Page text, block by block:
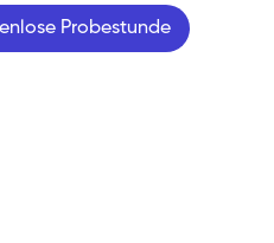
Probestunde